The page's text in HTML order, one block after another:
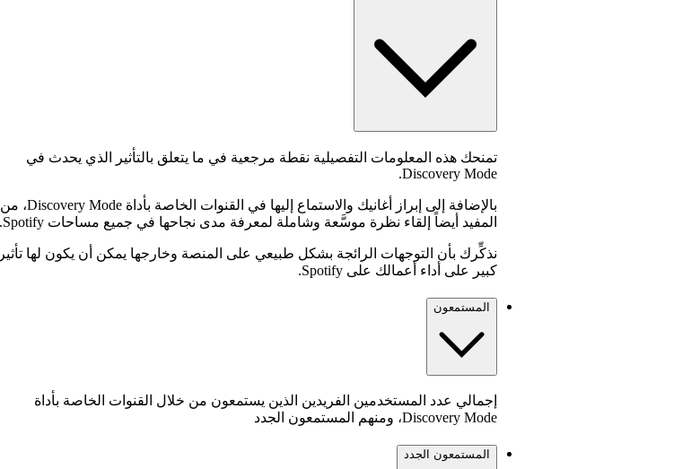
تمنحك هذه المعلومات التفصيلية نقطة مرجعية في ما يتعلق بالتأثير الذي يحدث في
Discovery Mode.
بالإضافة إلى إبراز أغانيك والاستماع إليها في القنوات الخاصة بأداة Discovery Mode، من
المفيد أيضاً إلقاء نظرة موسَّعة وشاملة لمعرفة مدى نجاحها في جميع مساحات Spotify.
نذكِّرك بأن التوجهات الرائجة بشكل طبيعي على المنصة وخارجها يمكن أن يكون لها تأثير
كبير على أداء أعمالك على Spotify.
المستمعون
إجمالي عدد المستخدمين الفريدين الذين يستمعون من خلال القنوات الخاصة بأداة
Discovery Mode، ومنهم المستمعون الجدد
المستمعون الجدد